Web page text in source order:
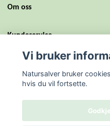
Om oss
Kundeservice
Vi bruker
Natursalver bruker
hvis du vil fortsette.